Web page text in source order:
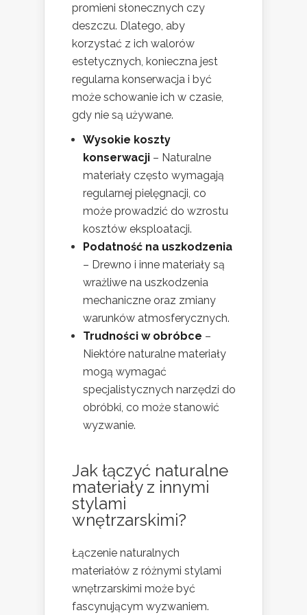
promieni słonecznych czy
deszczu. Dlatego, aby
korzystać z ich walorów
estetycznych, konieczna jest
regularna konserwacja i być
może schowanie ich w czasie,
gdy nie są używane.
Wysokie koszty
konserwacji – Naturalne
materiały często wymagają
regularnej pielęgnacji, co
może prowadzić do wzrostu
kosztów eksploatacji.
Podatność na uszkodzenia
– Drewno i inne materiały są
wrażliwe na uszkodzenia
mechaniczne oraz zmiany
warunków atmosferycznych.
Trudności w obróbce –
Niektóre naturalne materiały
mogą wymagać
specjalistycznych narzędzi do
obróbki, co może stanowić
wyzwanie.
Jak łączyć naturalne
materiały z innymi
stylami
wnętrzarskimi?
Łączenie naturalnych
materiałów z różnymi stylami
wnętrzarskimi może być
fascynującym wyzwaniem.